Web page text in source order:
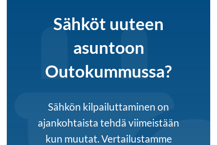
Sähköt uuteen
asuntoon
Outokummussa?
Sähkön kilpailuttaminen on
ajankohtaista tehdä viimeistään
kun muutat. Vertailustamme